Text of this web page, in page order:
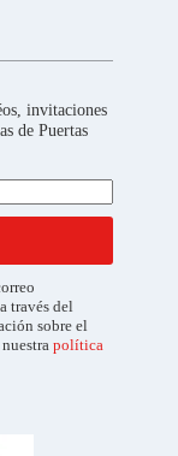
invitaciones
de Puertas
través del
sobre el
política